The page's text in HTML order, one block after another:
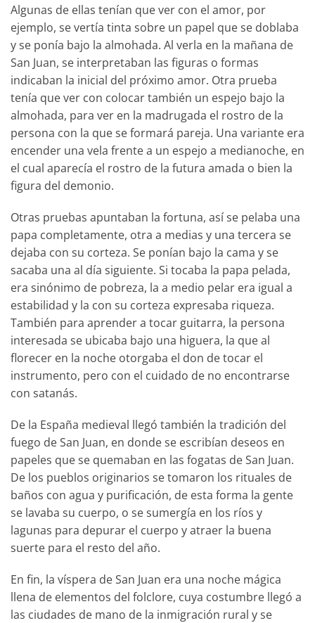
Algunas de ellas tenían que ver con el amor, por
ejemplo, se vertía tinta sobre un papel que se doblaba
y se ponía bajo la almohada. Al verla en la mañana de
San Juan, se interpretaban las figuras o formas
indicaban la inicial del próximo amor. Otra prueba
tenía que ver con colocar también un espejo bajo la
almohada, para ver en la madrugada el rostro de la
persona con la que se formará pareja. Una variante era
encender una vela frente a un espejo a medianoche, en
el cual aparecía el rostro de la futura amada o bien la
figura del demonio.
Otras pruebas apuntaban la fortuna, así se pelaba una
papa completamente, otra a medias y una tercera se
dejaba con su corteza. Se ponían bajo la cama y se
sacaba una al día siguiente. Si tocaba la papa pelada,
era sinónimo de pobreza, la a medio pelar era igual a
estabilidad y la con su corteza expresaba riqueza.
También para aprender a tocar guitarra, la persona
interesada se ubicaba bajo una higuera, la que al
florecer en la noche otorgaba el don de tocar el
instrumento, pero con el cuidado de no encontrarse
con satanás.
De la España medieval llegó también la tradición del
fuego de San Juan, en donde se escribían deseos en
papeles que se quemaban en las fogatas de San Juan.
De los pueblos originarios se tomaron los rituales de
baños con agua y purificación, de esta forma la gente
se lavaba su cuerpo, o se sumergía en los ríos y
lagunas para depurar el cuerpo y atraer la buena
suerte para el resto del año.
En fin, la víspera de San Juan era una noche mágica
llena de elementos del folclore, cuya costumbre llegó a
las ciudades de mano de la inmigración rural y se